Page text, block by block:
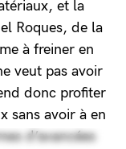
et la
Roques, de la
à freiner en
veut pas avoir
donc profiter
sans avoir à en
d’avancées